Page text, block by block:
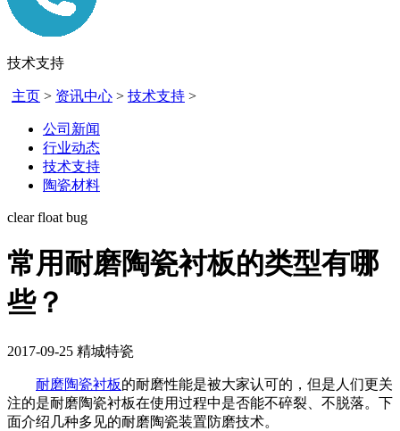
技术支持
主页 > 资讯中心 > 技术支持 >
公司新闻
行业动态
技术支持
陶瓷材料
clear float bug
常用耐磨陶瓷衬板的类型有哪
些？
2017-09-25 精城特瓷
耐磨陶瓷衬板的耐磨性能是被大家认可的，但是人们更关
注的是耐磨陶瓷衬板在使用过程中是否能不碎裂、不脱落。下
面介绍几种多见的耐磨陶瓷装置防磨技术。